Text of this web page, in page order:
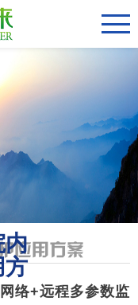
内
方
应用方案
络+远程多参数监